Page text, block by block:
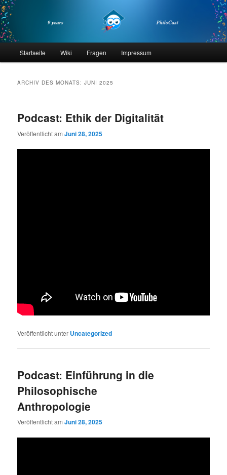
Zum
primären
Inhalt
springen
Zum
sekundären
Inhalt
springenphilocast
Startseite Wiki Fragen Impressum
ARCHIV DES MONATS:JUNI 2025
Podcast: Ethik der Digitalität
Veröffentlicht amJuni 28, 2025
Veröffentlicht unter Uncategorized
Podcast: Einführung in die
Philosophische
Anthropologie
Veröffentlicht amJuni 28, 2025